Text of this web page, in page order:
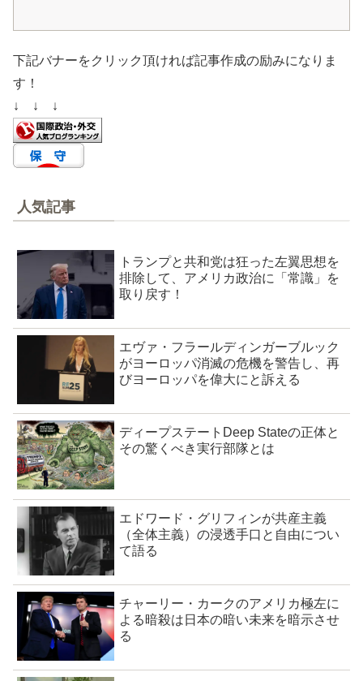
下記バナーをクリック頂ければ記事作成の励みになりま
す！
↓ ↓ ↓
人気記事
トランプと共和党は狂った左翼思想を
排除して、アメリカ政治に「常識」を
取り戻す！
エヴァ・フラールディンガーブルック
がヨーロッパ消滅の危機を警告し、再
びヨーロッパを偉大にと訴える
ディープステートDeep Stateの正体と
その驚くべき実行部隊とは
エドワード・グリフィンが共産主義
（全体主義）の浸透手口と自由につい
て語る
チャーリー・カークのアメリカ極左に
よる暗殺は日本の暗い未来を暗示させ
る